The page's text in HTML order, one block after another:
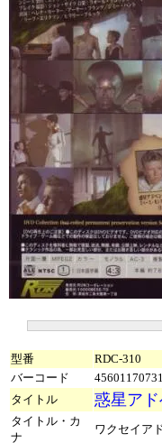
型番
RDC-310
バーコード
タイトル
惑星ア
タイトル・カ
ナ
ワクセイア